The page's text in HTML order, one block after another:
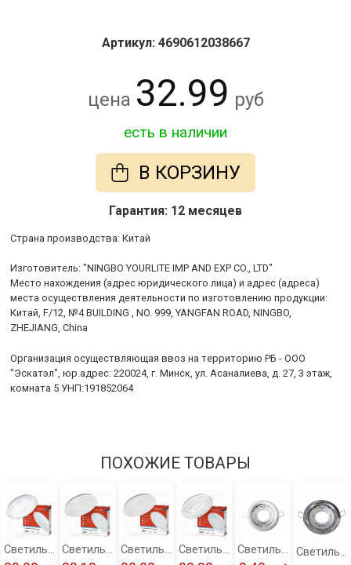
Артикул: 4690612038667
цена 32.99 руб
есть в наличии
В КОРЗИНУ
Гарантия: 12 месяцев
Cтрана производства: Китай
Изготовитель: "NINGBO YOURLITE IMP AND EXP CO., LTD"
Место нахождения (адрес юридического лица) и адрес (адреса)
места осуществления деятельности по изготовлению продукции:
Китай, F/12, №4 BUILDING , NO. 999, YANGFAN ROAD, NINGBO,
ZHEJIANG, China
Организация осуществляющая ввоз на территорию РБ - ООО
"Эскатэл", юр.адрес: 220024, г. Минск, ул. Асаналиева, д. 27, 3 этаж,
комната 5 УНП:191852064
ПОХОЖИЕ ТОВАРЫ
Светильник светодиодный серии DECO 48Вт 230В 6500К 3120Лм 377х73мм ДАЙМОНД IN HOME Светильник светодиодный серии DECO 36Вт 230В 6500К 2340Лм 350х55мм СОЗВЕЗДИЕ IN HOME Светильник светодиодный серии DECO 48Вт 230В 6500К 3120Лм 350х55мм СОЗВЕЗДИЕ IN HOME Светильник светодиодный серии DECO 36Вт 230В 6500К 2340Лм 350х55мм КАРУСЕЛЬ IN HOME Светильник встраиваемый GX53 220 В 50 Гц белый Фарлайт (упаковка 10 шт.) Светильник встраиваемый GX53 220 В 50 Гц хром Фарлайт (упаковка 10 шт.)